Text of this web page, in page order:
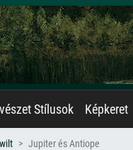
Stílusok Képkeret
Jupiter és Antiope